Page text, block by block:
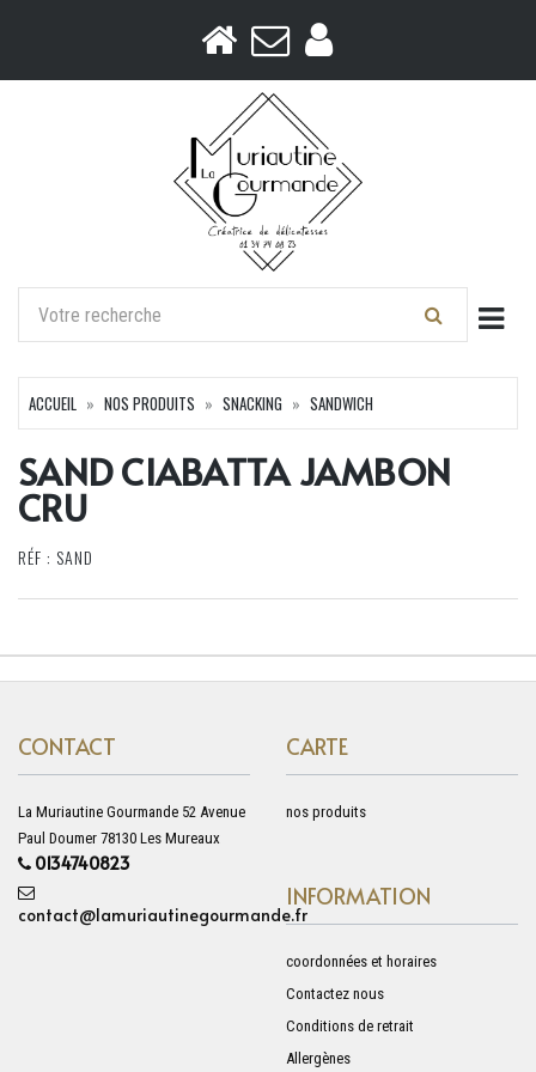
ACCUEIL NOS PRODUITS SNACKING SANDWICH
SAND CIABATTA JAMBON
CRU
RÉF : SAND
CONTACT
La Muriautine Gourmande 52 Avenue
Paul Doumer 78130 Les Mureaux
0134740823
contact@lamuriautinegourmande.fr
CARTE
nos produits
INFORMATION
coordonnées et horaires
Contactez nous
Conditions de retrait
Allergènes